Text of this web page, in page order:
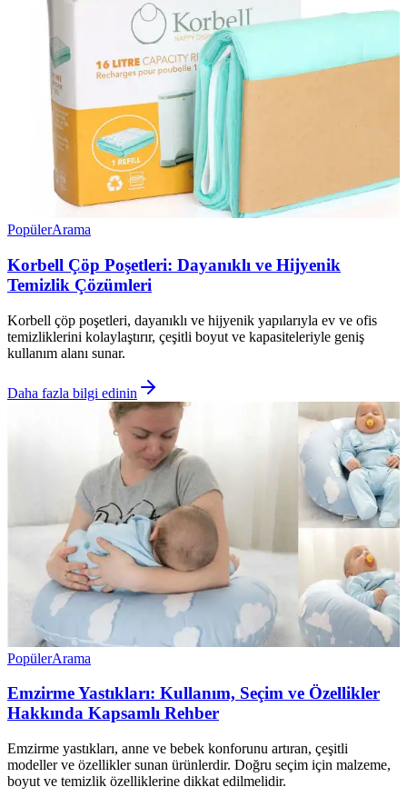
PopülerArama
Korbell Çöp Poşetleri: Dayanıklı ve Hijyenik
Temizlik Çözümleri
Korbell çöp poşetleri, dayanıklı ve hijyenik yapılarıyla ev ve ofis
temizliklerini kolaylaştırır, çeşitli boyut ve kapasiteleriyle geniş
kullanım alanı sunar.
Daha fazla bilgi edinin
PopülerArama
Emzirme Yastıkları: Kullanım, Seçim ve Özellikler
Hakkında Kapsamlı Rehber
Emzirme yastıkları, anne ve bebek konforunu artıran, çeşitli
modeller ve özellikler sunan ürünlerdir. Doğru seçim için malzeme,
boyut ve temizlik özelliklerine dikkat edilmelidir.